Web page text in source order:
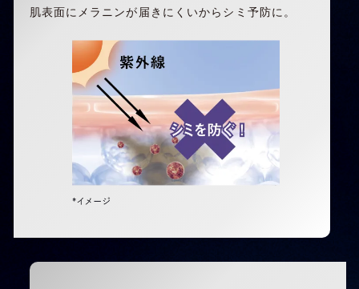
肌表面にメラニンが届きにくいからシミ予防に。